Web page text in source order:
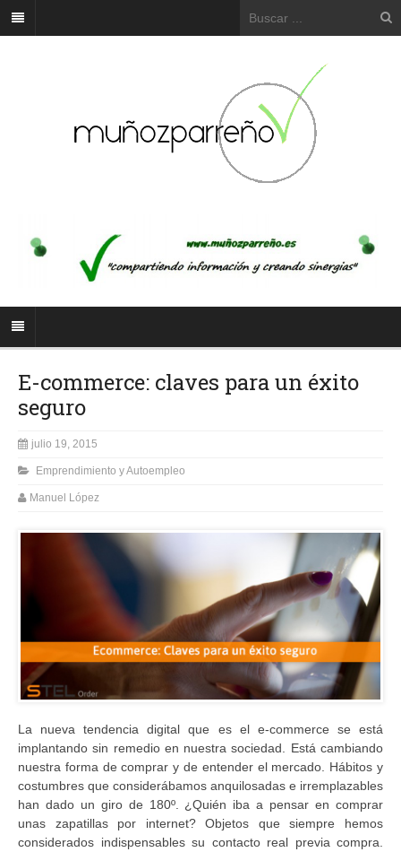
E-commerce: claves para un éxito
seguro
julio 19, 2015
Emprendimiento y Autoempleo
Manuel López
La nueva tendencia digital que es el e-commerce se está
implantando sin remedio en nuestra sociedad. Está cambiando
nuestra forma de comprar y de entender el mercado. Hábitos y
costumbres que considerábamos anquilosadas e irremplazables
han dado un giro de 180º. ¿Quién iba a pensar en comprar
unas zapatillas por internet? Objetos que siempre hemos
considerados indispensables su contacto real previa compra.